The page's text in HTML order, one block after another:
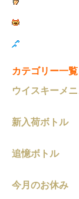
カテゴリー一覧
ウイスキーメ
新入荷ボトル
追憶ボトル
今月のお休み